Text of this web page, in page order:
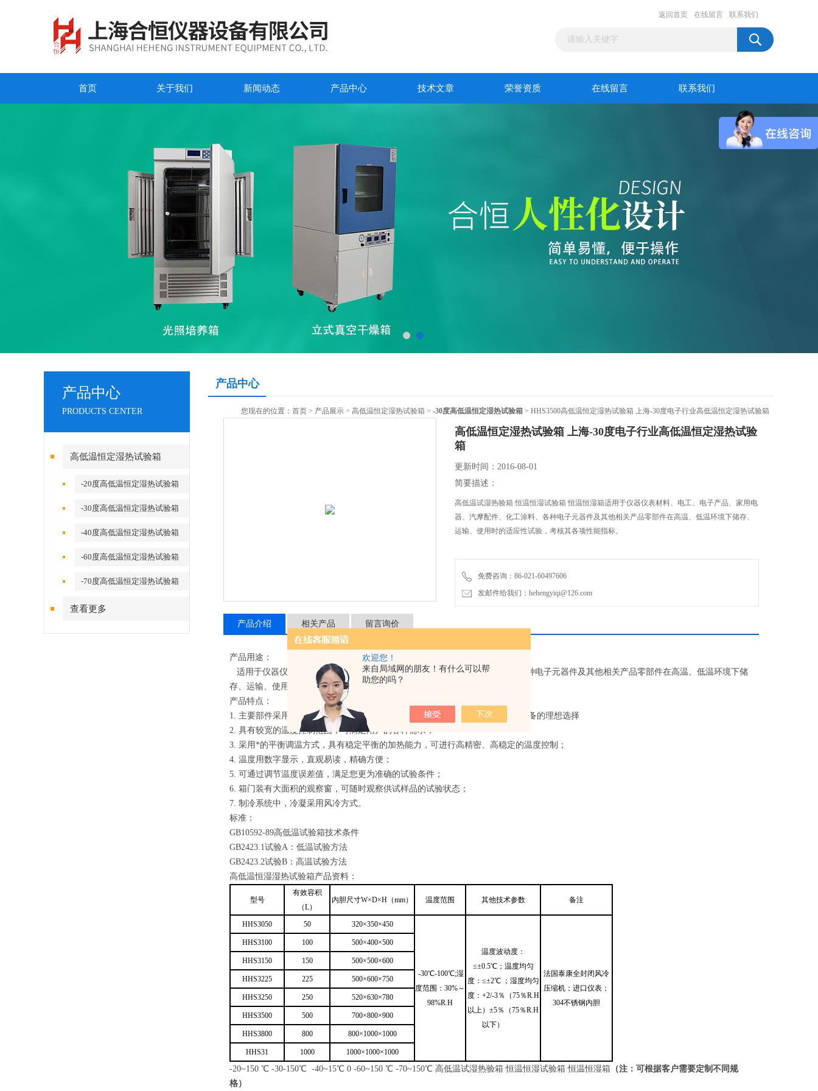
欢迎您！
来自局域网的朋友！有什么可以帮
助您的吗？
返回首页 在线留言 联系我们
首页 关于我们 新闻动态 产品中心 技术文章 荣誉资质 在线留言 联系我们
产品中心
PRODUCTS CENTER
高低温恒定湿热试验箱
-20度高低温恒定湿热试验箱
-30度高低温恒定湿热试验箱
-40度高低温恒定湿热试验箱
-60度高低温恒定湿热试验箱
-70度高低温恒定湿热试验箱
查看更多
产品中心
您现在的位置： 首页 > 产品展示 > 高低温恒定湿热试验箱 > -30度高低温恒定湿热试验箱 > HHS3500高低温恒定湿热试验箱 上海-30度电子行业高低温恒定湿热试验箱
高低温恒定湿热试验箱 上海-30度电子行业高低温恒定湿热试验
箱
更新时间：2016-08-01
简要描述：
高低温试湿热验箱 恒温恒湿试验箱 恒温恒湿箱适用于仪器仪表材料、电工、电子产品、家用电
器、汽摩配件、化工涂料、各种电子元器件及其他相关产品零部件在高温、低温环境下储存、
运输、使用时的适应性试验，考核其各项性能指标。
免费咨询：86-021-60497606
发邮件给我们：hehengyiqi@126.com
产品介绍 相关产品 留言询价
产品用途：
适用于仪器仪表材料、电工、电子产品、家用电器、汽摩配件、化工涂料、各种电子元器件及其他相关产品零部件在高温、低温环境下储
存、运输、使用时的适应性试验，考核其各项性能指标。
产品特点：
1. 主要部件采用进口件，性能优异，外观美观，可靠性好，是实验室环境试验设备的理想选择
2. 具有较宽的温度控制范围，可满足用户的各种需求；
3. 采用*的平衡调温方式，具有稳定平衡的加热能力，可进行高精密、高稳定的温度控制；
4. 温度用数字显示，直观易读，精确方便；
5. 可通过调节温度误差值，满足您更为准确的试验条件；
6. 箱门装有大面积的观察窗，可随时观察供试样品的试验状态；
7. 制冷系统中，冷凝采用风冷方式。
标准：
GB10592-89高低温试验箱技术条件
GB2423.1试验A ：低温试验方法
GB2423.2试验B ：高温试验方法
高低温恒湿湿热试验箱产品资料：
型号
有效容积
（L）
内胆尺寸W×D×H（mm） 温度范围 其他技术参数 备注
HHS3050 50 320×350×450
-30℃-100℃;湿
度范围：30%～
98%R.H
温度波动度：
≤±0.5℃；温度均匀
度：≤±2℃ ；湿度均匀
度：+2/-3％（75％R.H
以上）±5％（75％R.H
以下）
法国泰康全封闭风冷
压缩机；进口仪表；
304不锈钢内胆
HHS3100 100 500×400×500
HHS3150 150 500×500×600
HHS3225 225 500×600×750
HHS3250 250 520×630×780
HHS3500 500 700×800×900
HHS3800 800 800×1000×1000
HHS31 1000 1000×1000×1000
-20~150 ℃ -30-150℃ -40~15℃ 0 -60~150 ℃ -70~150℃ 高低温试湿热验箱 恒温恒湿试验箱 恒温恒湿箱 （注：可根据客户需要定制不同规
格）